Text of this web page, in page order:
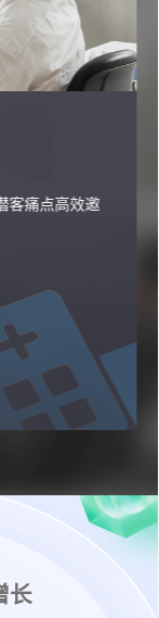
客痛点高效邀
长